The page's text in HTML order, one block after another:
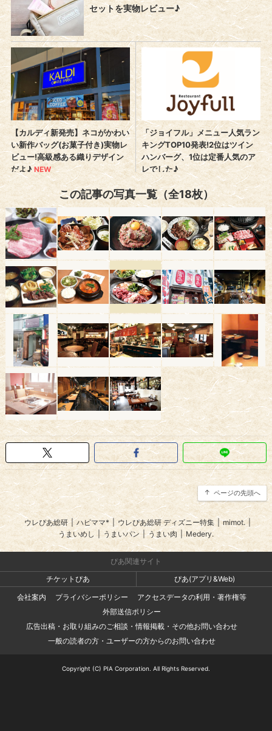
この記事の写真一覧（全18枚）
ページの先頭へ
ウレぴあ総研 | ハピママ* ウレぴあ総研 ディズニー特集 mimot.
うまいめし
| うまいパン | うまい肉 Medery.
ぴあ関連サイト
チケットぴあ
ぴあ(アプリ&Web)
会社案内
プライバシーポリシー
アクセスデータの利用・著作権等
外部送信ポリシー
広告出稿・お取り組みのご相談・情報掲載・その他お問い合わせ
一般の読者の方・ユーザーの方からのお問い合わせ
Copyright (C) PIA Corporation. All Rights Reserved.